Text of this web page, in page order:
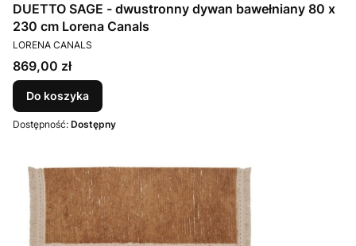
DUETTO SAGE - dwustronny dywan bawełniany 80 x
230 cm Lorena Canals
PRODUCENT
LORENA CANALS
Cena
869,00 zł
Do koszyka
Dostępność: Dostępny